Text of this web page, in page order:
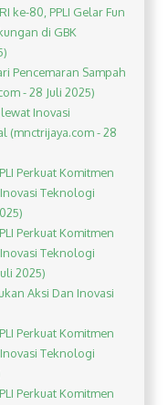
ke-80, PPLI Gelar Fun
di GBK
Pencemaran Sampah
- 28 Juli 2025)
lewat Inovasi
(mnctrijaya.com - 28
Perkuat Komitmen
Teknologi
Perkuat Komitmen
Teknologi
2025)
Aksi Dan Inovasi
Perkuat Komitmen
Teknologi
Perkuat Komitmen